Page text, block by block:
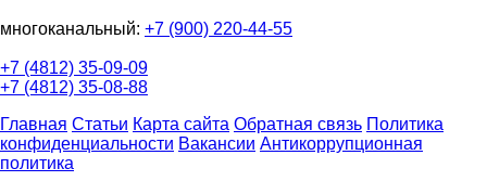
многоканальный: +7 (900) 220-44-55
+7 (4812) 35-09-09
+7 (4812) 35-08-88
Главная Статьи Карта сайта Обратная связь Политика
конфиденциальности Вакансии Антикоррупционная
политика